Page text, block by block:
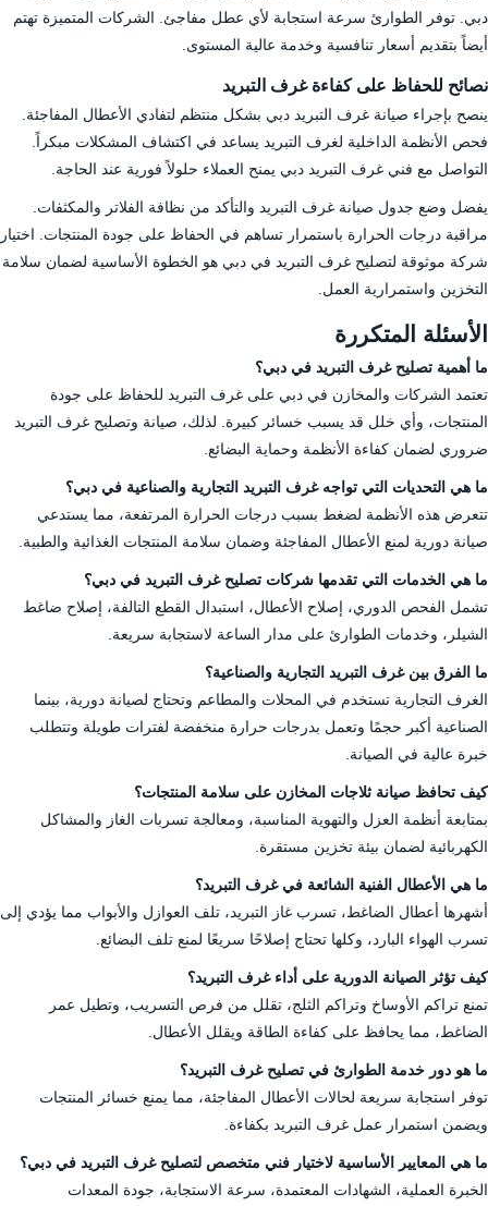
دبي. توفر الطوارئ سرعة استجابة لأي عطل مفاجئ. الشركات المتميزة تهتم
أيضاً بتقديم أسعار تنافسية وخدمة عالية المستوى.
نصائح للحفاظ على كفاءة غرف التبريد
ينصح بإجراء صيانة غرف التبريد دبي بشكل منتظم لتفادي الأعطال المفاجئة.
فحص الأنظمة الداخلية لغرف التبريد يساعد في اكتشاف المشكلات مبكراً.
التواصل مع فني غرف التبريد دبي يمنح العملاء حلولاً فورية عند الحاجة.
يفضل وضع جدول صيانة غرف التبريد والتأكد من نظافة الفلاتر والمكثفات.
مراقبة درجات الحرارة باستمرار تساهم في الحفاظ على جودة المنتجات. اختيار
شركة موثوقة لتصليح غرف التبريد في دبي هو الخطوة الأساسية لضمان سلامة
التخزين واستمرارية العمل.
الأسئلة المتكررة
ما أهمية تصليح غرف التبريد في دبي؟
تعتمد الشركات والمخازن في دبي على غرف التبريد للحفاظ على جودة
المنتجات، وأي خلل قد يسبب خسائر كبيرة. لذلك، صيانة وتصليح غرف التبريد
ضروري لضمان كفاءة الأنظمة وحماية البضائع.
ما هي التحديات التي تواجه غرف التبريد التجارية والصناعية في دبي؟
تتعرض هذه الأنظمة لضغط بسبب درجات الحرارة المرتفعة، مما يستدعي
صيانة دورية لمنع الأعطال المفاجئة وضمان سلامة المنتجات الغذائية والطبية.
ما هي الخدمات التي تقدمها شركات تصليح غرف التبريد في دبي؟
تشمل الفحص الدوري، إصلاح الأعطال، استبدال القطع التالفة، إصلاح ضاغط
الشيلر، وخدمات الطوارئ على مدار الساعة لاستجابة سريعة.
ما الفرق بين غرف التبريد التجارية والصناعية؟
الغرف التجارية تستخدم في المحلات والمطاعم وتحتاج لصيانة دورية، بينما
الصناعية أكبر حجمًا وتعمل بدرجات حرارة منخفضة لفترات طويلة وتتطلب
خبرة عالية في الصيانة.
كيف تحافظ صيانة ثلاجات المخازن على سلامة المنتجات؟
بمتابعة أنظمة العزل والتهوية المناسبة، ومعالجة تسربات الغاز والمشاكل
الكهربائية لضمان بيئة تخزين مستقرة.
ما هي الأعطال الفنية الشائعة في غرف التبريد؟
أشهرها أعطال الضاغط، تسرب غاز التبريد، تلف العوازل والأبواب مما يؤدي إلى
تسرب الهواء البارد، وكلها تحتاج إصلاحًا سريعًا لمنع تلف البضائع.
كيف تؤثر الصيانة الدورية على أداء غرف التبريد؟
تمنع تراكم الأوساخ وتراكم الثلج، تقلل من فرص التسريب، وتطيل عمر
الضاغط، مما يحافظ على كفاءة الطاقة ويقلل الأعطال.
ما هو دور خدمة الطوارئ في تصليح غرف التبريد؟
توفر استجابة سريعة لحالات الأعطال المفاجئة، مما يمنع خسائر المنتجات
ويضمن استمرار عمل غرف التبريد بكفاءة.
ما هي المعايير الأساسية لاختيار فني متخصص لتصليح غرف التبريد في دبي؟
الخبرة العملية، الشهادات المعتمدة، سرعة الاستجابة، جودة المعدات